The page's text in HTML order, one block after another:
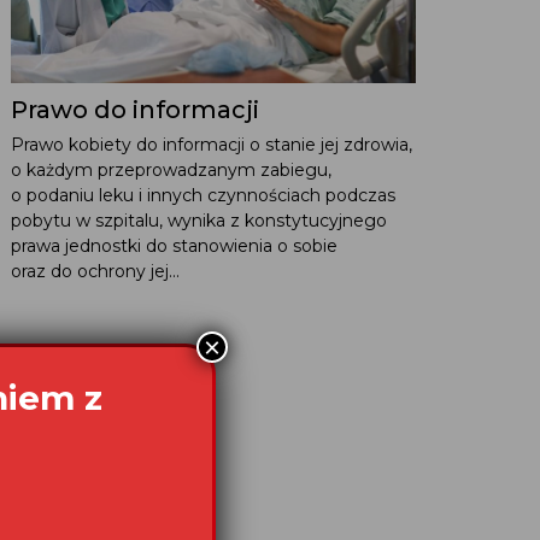
Prawo do informacji
Prawo kobiety do informacji o stanie jej zdrowia,
o każdym przeprowadzanym zabiegu,
o podaniu leku i innych czynnościach podczas
pobytu w szpitalu, wynika z konstytucyjnego
prawa jednostki do stanowienia o sobie
oraz do ochrony jej...
z
×